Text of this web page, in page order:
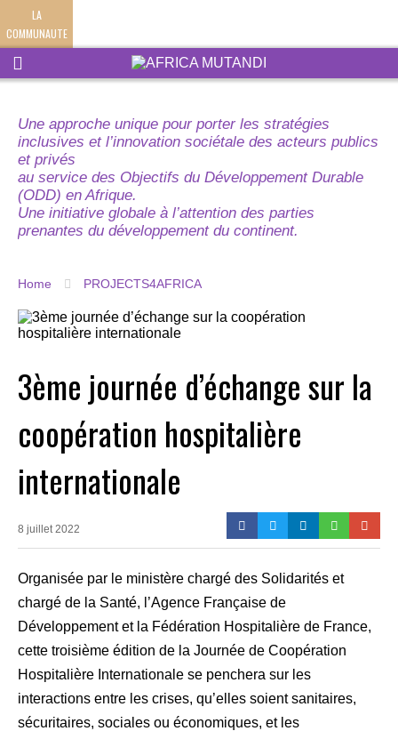
LA
COMMUNAUTE
Une approche unique pour porter les stratégies
inclusives et l’innovation sociétale des acteurs publics
et privés
au service des Objectifs du Développement Durable
(ODD) en Afrique.
Une initiative globale à l’attention des parties
prenantes du développement du continent.
Home PROJECTS4AFRICA
3ème journée d’échange sur la
coopération hospitalière
internationale
8 juillet 2022
Organisée par le ministère chargé des Solidarités et
chargé de la Santé, l’Agence Française de
Développement et la Fédération Hospitalière de France,
cette troisième édition de la Journée de Coopération
Hospitalière Internationale se penchera sur les
interactions entre les crises, qu’elles soient sanitaires,
sécuritaires, sociales ou économiques, et les